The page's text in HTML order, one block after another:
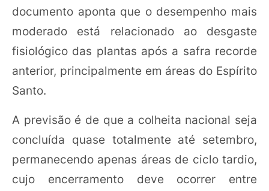
documento aponta que o desempenho mais
moderado está relacionado ao desgaste
fisiológico das plantas após a safra recorde
anterior, principalmente em áreas do Espírito
Santo.
A previsão é de que a colheita nacional seja
concluída quase totalmente até setembro,
permanecendo apenas áreas de ciclo tardio,
cujo encerramento deve ocorrer entre